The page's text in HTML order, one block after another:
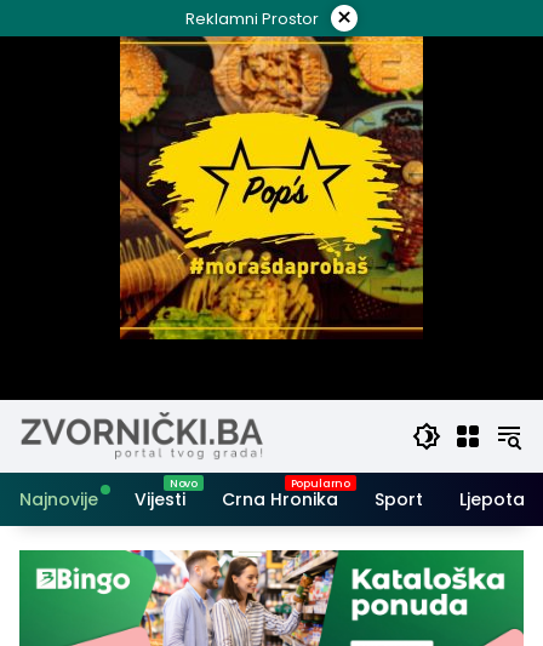
to
Reklamni Prostor ×
Najnovije Vijesti Crna Hronika Sport Ljepota i